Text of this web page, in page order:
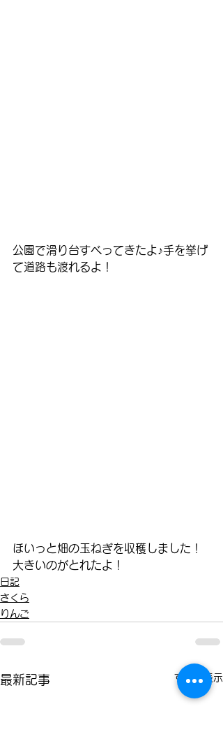
公園で滑り台すべってきたよ♪手を挙げ
て道路も渡れるよ！
ほいっと畑の玉ねぎを収穫しました！
大きいのがとれたよ！
日記
さくら
りんご
最新記事 すべて表示